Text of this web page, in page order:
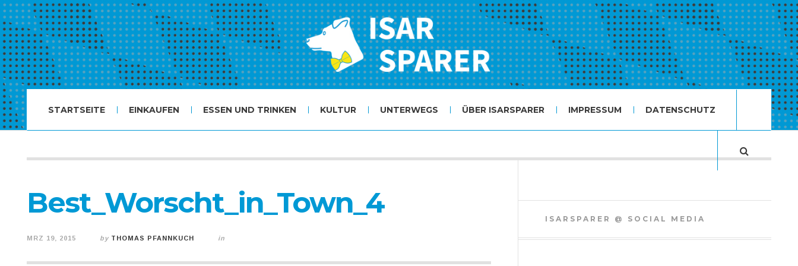
STARTSEITE EINKAUFEN ESSEN UND TRINKEN KULTUR UNTERWEGS ÜBER ISARSPARER IMPRESSUM DATENSCHUTZ
Best_Worscht_in_Town_4
MRZ 19, 2015 by THOMAS PFANNKUCH in
ISARSPARER @ SOCIAL MEDIA